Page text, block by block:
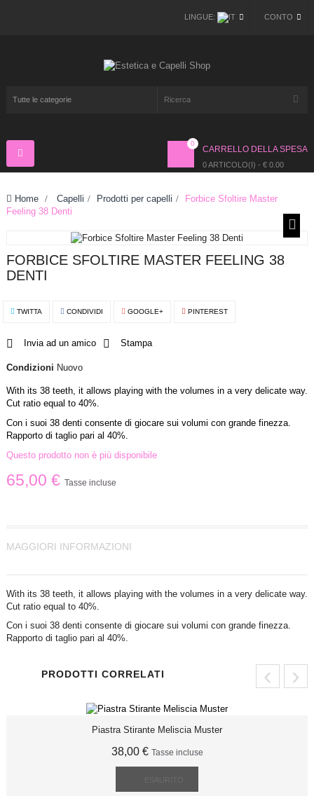
CONTO
LINGUE:
CARRELLO DELLA SPESA
0 ARTICOLO(I) - € 0.00
0
Navigazione
Toggle
Home > Capelli > Prodotti per capelli >
Forbice Sfoltire Master
Feeling 38 Denti
FORBICE SFOLTIRE MASTER FEELING 38
DENTI
TWITTA CONDIVIDI GOOGLE+ PINTEREST
Invia ad un amico Stampa
Condizioni Nuovo
With its 38 teeth, it allows playing with the volumes in a very delicate way.
Cut ratio equal to 40%.
Con i suoi 38 denti consente di giocare sui volumi con grande finezza.
Rapporto di taglio pari al 40%.
Questo prodotto non è più disponibile
65,00 € Tasse incluse
MAGGIORI INFORMAZIONI
With its 38 teeth, it allows playing with the volumes in a very delicate way.
Cut ratio equal to 40%.
Con i suoi 38 denti consente di giocare sui volumi con grande finezza.
Rapporto di taglio pari al 40%.
PRODOTTI CORRELATI ‹ ›
Piastra Stirante Meliscia Muster
38,00 € Tasse incluse